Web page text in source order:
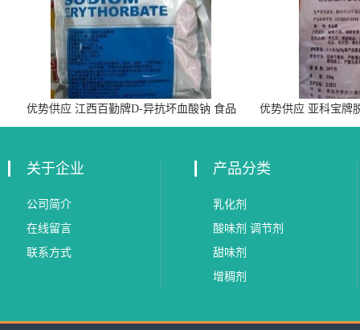
优势供应 江西百勤牌D-异抗坏血酸钠 食品
级抗氧化剂
优势供应 亚科宝牌
关于企业
公司简介
在线留言
联系方式
产品分类
乳化剂
酸味剂 调节剂
甜味剂
增稠剂